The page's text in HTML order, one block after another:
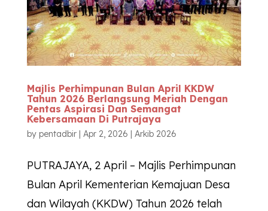
Majlis Perhimpunan Bulan April KKDW
Tahun 2026 Berlangsung Meriah Dengan
Pentas Aspirasi Dan Semangat
Kebersamaan Di Putrajaya
by pentadbir| Apr 2, 2026 | Arkib 2026
PUTRAJAYA, 2 April – Majlis Perhimpunan
Bulan April Kementerian Kemajuan Desa
dan Wilayah (KKDW) Tahun 2026 telah